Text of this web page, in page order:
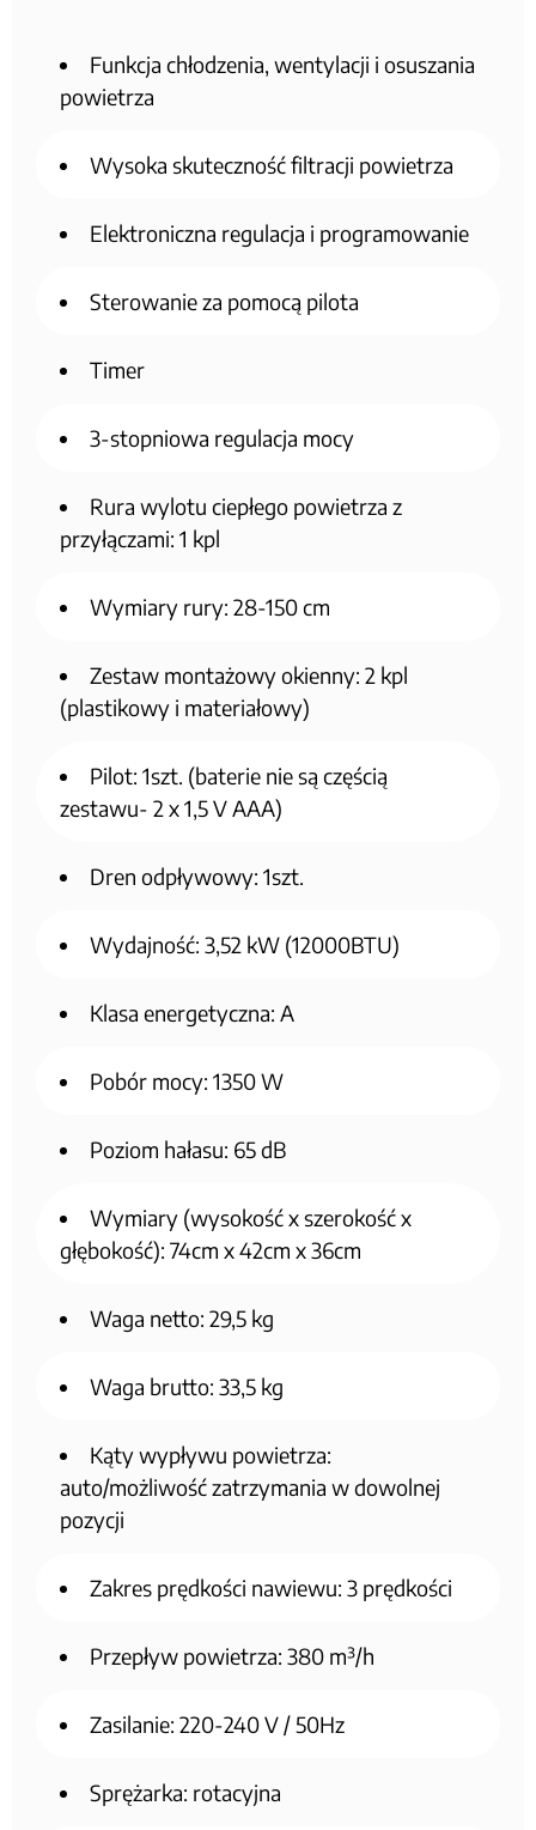
Funkcja chłodzenia, wentylacji i osuszania
powietrza
Wysoka skuteczność filtracji powietrza
Elektroniczna regulacja i programowanie
Sterowanie za pomocą pilota
Timer
3-stopniowa regulacja mocy
Rura wylotu ciepłego powietrza z
przyłączami: 1 kpl
Wymiary rury: 28-150 cm
Zestaw montażowy okienny: 2 kpl
(plastikowy i materiałowy)
Pilot: 1szt. (baterie nie są częścią
zestawu- 2 x 1,5 V AAA)
Dren odpływowy: 1szt.
Wydajność: 3,52 kW (12000BTU)
Klasa energetyczna: A
Pobór mocy: 1350 W
Poziom hałasu: 65 dB
Wymiary (wysokość x szerokość x
głębokość): 74cm x 42cm x 36cm
Waga netto: 29,5 kg
Waga brutto: 33,5 kg
Kąty wypływu powietrza:
auto/możliwość zatrzymania w dowolnej
pozycji
Zakres prędkości nawiewu: 3 prędkości
Przepływ powietrza: 380 m³/h
Zasilanie: 220-240 V / 50Hz
Sprężarka: rotacyjna